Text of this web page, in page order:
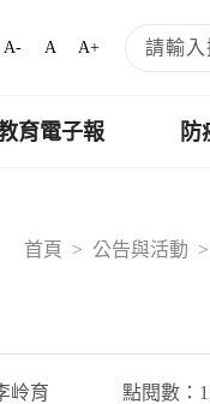
A- A A+
育電子報 防
首頁 公告與活動
岭育 點閱數：